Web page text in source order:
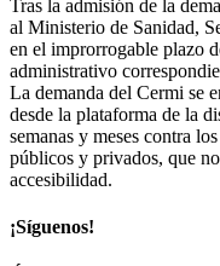
Tras la admisión de la
al Ministerio de Sanidad,
en el improrrogable plazo
administrativo
La demanda del Cermi se
desde la plataforma de la
semanas y meses contra
públicos y privados, que
accesibilidad.
¡Síguenos!